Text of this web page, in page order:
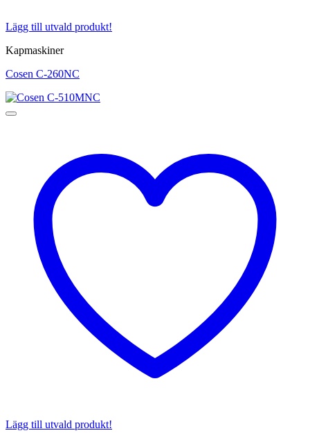
Lägg till utvald produkt!
Kapmaskiner
Cosen C-260NC
Lägg till utvald produkt!